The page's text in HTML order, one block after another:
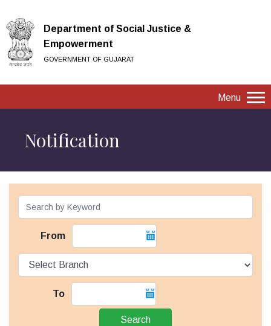
Department of Social Justice &
Empowerment
GOVERNMENT OF GUJARAT
Menu
Notification
From
To